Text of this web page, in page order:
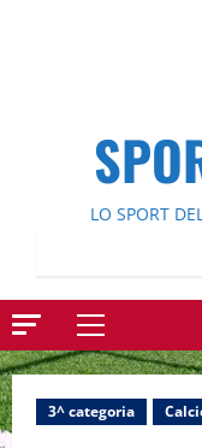
LO SPORT
Menu
principale
3^ categoria